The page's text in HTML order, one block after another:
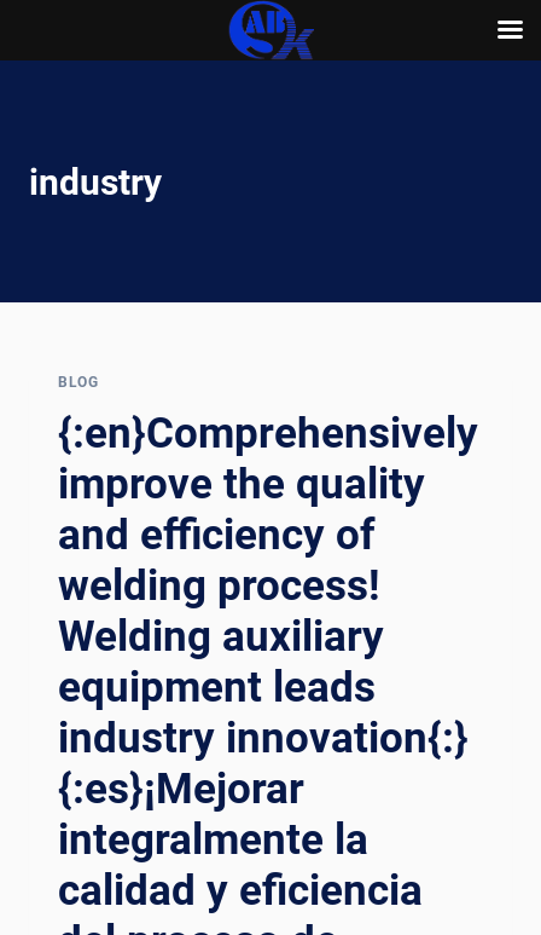
industry
BLOG
{:en}Comprehensively
improve the quality
and efficiency of
welding process!
Welding auxiliary
equipment leads
industry innovation{:}
{:es}¡Mejorar
integralmente la
calidad y eficiencia